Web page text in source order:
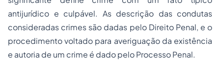
antijurídico e culpável. As descrição das condutas
consideradas crimes são dadas pelo Direito Penal, e o
procedimento voltado para averiguação da existência
e autoria de um crime é dado peloProcessoPenal.